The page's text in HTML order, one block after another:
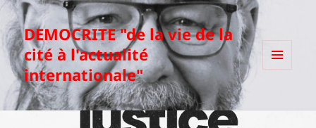
DEMOCRITE "de la vie de la
cité à l'actualité
internationale"